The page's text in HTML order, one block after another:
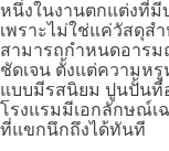
หนึ่งในงานตกแต่งที่
เพราะไม่ใช่แค่วัสดุส
สามารถกำหนดอารม
ชัดเจน ตั้งแต่ความหรู
แบบมีรสนิยม ปูนปั้นที่
โรงแรมมีเอกลักษณ์เ
ที่แขกนึกถึงได้ทันที